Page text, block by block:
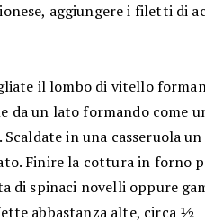
aggiungere i filetti di
il lombo di vitello
da un lato formando come
in una casseruola
Finire la cottura in forno
di spinaci novelli oppure
abbastanza alte, circa ½